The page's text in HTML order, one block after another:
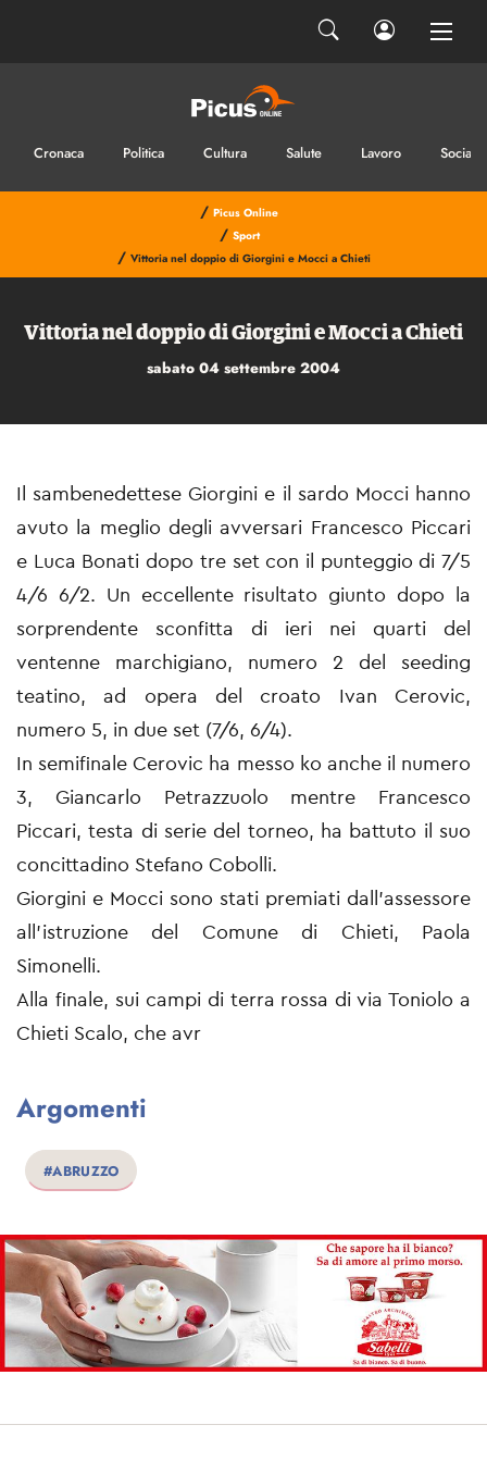
Cronaca Politica Cultura Salute Lavoro Sociale
/ Picus Online
/ Sport
/ Vittoria nel doppio di Giorgini e Mocci a Chieti
Vittoria nel doppio di Giorgini e Mocci a Chieti
sabato 04 settembre 2004
Il sambenedettese Giorgini e il sardo Mocci hanno
avuto la meglio degli avversari Francesco Piccari
e Luca Bonati dopo tre set con il punteggio di 7/5
4/6 6/2. Un eccellente risultato giunto dopo la
sorprendente sconfitta di ieri nei quarti del
ventenne marchigiano, numero 2 del seeding
teatino, ad opera del croato Ivan Cerovic,
numero 5, in due set (7/6, 6/4).
In semifinale Cerovic ha messo ko anche il numero
3, Giancarlo Petrazzuolo mentre Francesco
Piccari, testa di serie del torneo, ha battuto il suo
concittadino Stefano Cobolli.
Giorgini e Mocci sono stati premiati dall'assessore
all'istruzione del Comune di Chieti, Paola
Simonelli.
Alla finale, sui campi di terra rossa di via Toniolo a
Chieti Scalo, che avr
Argomenti
#ABRUZZO